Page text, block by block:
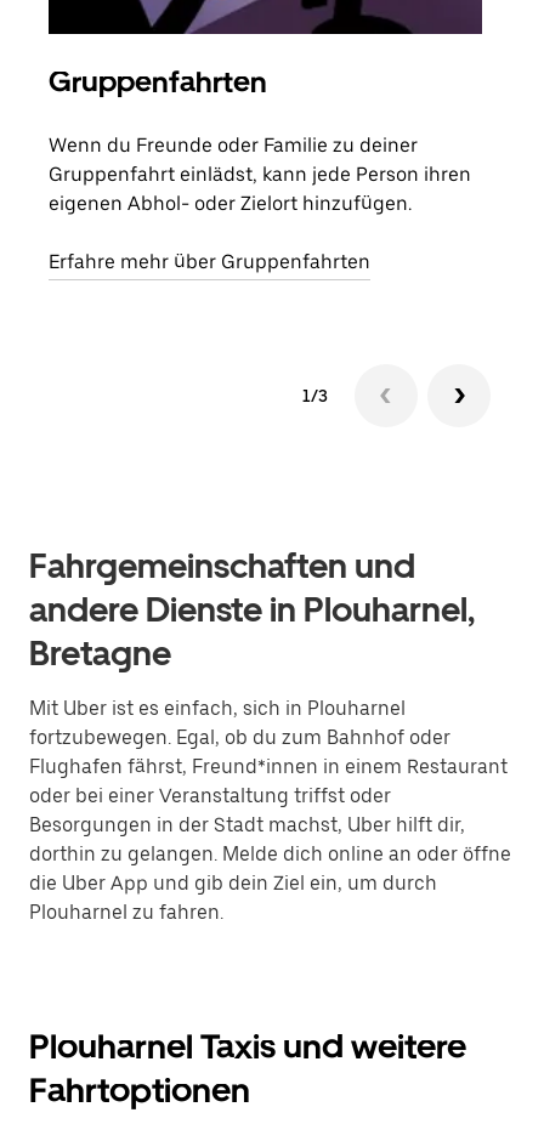
Gruppenfahrten
Wenn du Freunde oder Familie zu deiner
Gruppenfahrt einlädst, kann jede Person ihren
eigenen Abhol- oder Zielort hinzufügen.
Erfahre mehr über Gruppenfahrten
1/3
Fahrgemeinschaften und
andere Dienste in Plouharnel,
Bretagne
Mit Uber ist es einfach, sich in Plouharnel
fortzubewegen. Egal, ob du zum Bahnhof oder
Flughafen fährst, Freund*innen in einem Restaurant
oder bei einer Veranstaltung triffst oder
Besorgungen in der Stadt machst, Uber hilft dir,
dorthin zu gelangen. Melde dich online an oder öffne
die Uber App und gib dein Ziel ein, um durch
Plouharnel zu fahren.
Plouharnel Taxis und weitere
Fahrtoptionen